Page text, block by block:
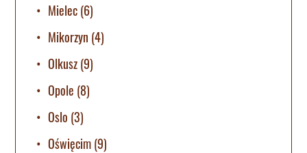
Mielec(6)
Mikorzyn (4)
Olkusz(9)
Opole (8)
Oslo (3)
Oświęcim(9)